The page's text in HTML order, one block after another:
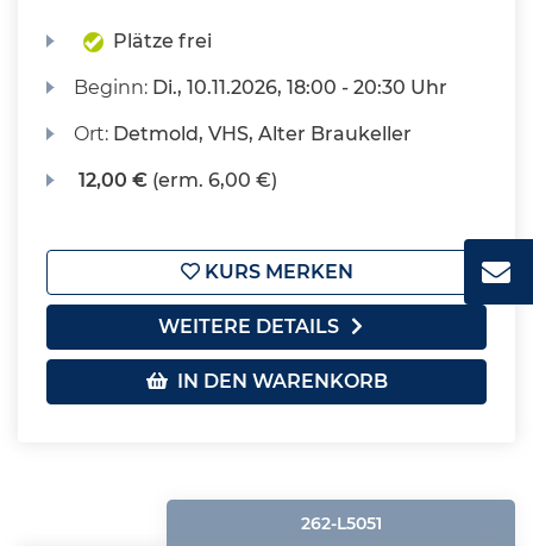
Plätze frei
Beginn: Di., 10.11.2026, 18:00 - 20:30 Uhr
Ort: Detmold, VHS, Alter Braukeller
12,00 € (erm. 6,00 €)
KURS MERKEN
WEITERE DETAILS
IN DEN WARENKORB
262-L5051